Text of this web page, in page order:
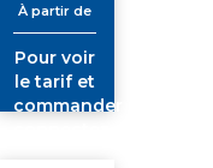
À partir de
Pour voir
le tarif et
commander